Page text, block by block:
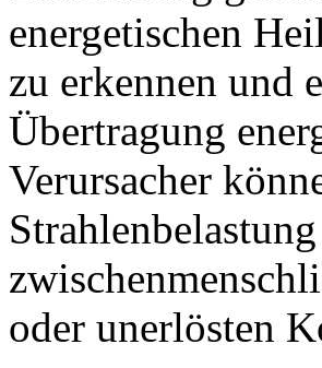
energetischen
zu erkennen und
Übertragung
Verursacher
oder unerlösten